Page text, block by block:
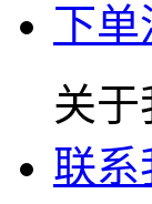
下单
关于
联系